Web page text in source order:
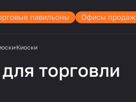
павильоны Офисы продаж
Киоски
торговли